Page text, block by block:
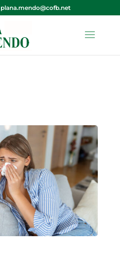
plana.mendo@cofb.net